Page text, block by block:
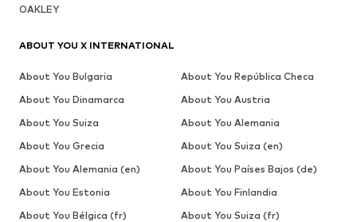
OAKLEY
ABOUT YOU X INTERNATIONAL
About You Bulgaria
About You República Checa
About You Dinamarca
About You Austria
About You Suiza
About You Alemania
About You Grecia
About You Suiza (en)
About You Alemania (en)
About You Países Bajos (de)
About You Estonia
About You Finlandia
About You Bélgica (fr)
About You Suiza (fr)